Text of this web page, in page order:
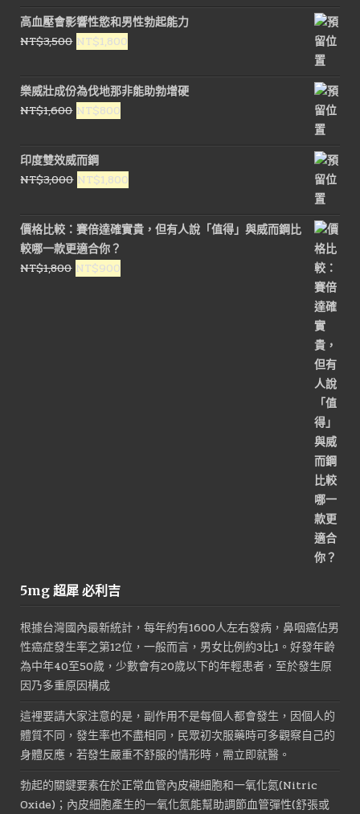
價
格：
NT$3,000。
價
格：
高血壓會影響性慾和男性勃起能力
NT$3,500 原
價
格：
NT$3,500。
NT$1,800
價
格：
樂威壯成份為伐地那非能助勃增硬
NT$1,600 原
價
格：
NT$1,600。
NT$800
價
格：
NT$800。
印度雙效威而鋼
NT$3,000 原
價
格：
NT$3,000。
NT$1,800
價
格：
價格比較：賽倍達確實貴，但有人說「值得」與威而鋼比
較哪一款更適合你？
NT$1,800 原
NT$900
5mg 超犀 必利吉
根據台灣國內最新統計，每年約有1600人左右發病，鼻咽癌佔男
性癌症發生率之第12位，一般而言，男女比例約3比1。好發年齡
為中年40至50歲，少數會有20歲以下的年輕患者，至於發生原
因乃多重原因構成
這裡要請大家注意的是，副作用不是每個人都會發生，因個人的
體質不同，發生率也不盡相同，民眾初次服藥時可多觀察自己的
身體反應，若發生嚴重不舒服的情形時，需立即就醫。
勃起的關鍵要素在於正常血管內皮襯細胞和一氧化氮(Nitric
Oxide)；內皮細胞產生的一氧化氮能幫助調節血管彈性(舒張或